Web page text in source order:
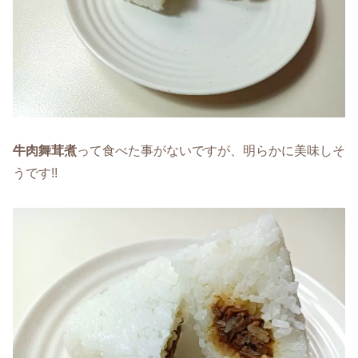
牛肉舞茸煮って食べた事がないですが、明らかに美味しそ
うです!!